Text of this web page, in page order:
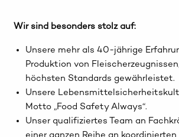
Wir sind besonders stolz auf:
Unsere mehr als 40-jährige
Produktion von
höchsten Standards gewährleistet.
Unsere
Motto „Food Safety Always“.
Unser qualifiziertes Team an